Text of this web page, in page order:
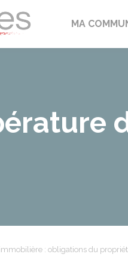
Échilleuses
MA
: obligations du